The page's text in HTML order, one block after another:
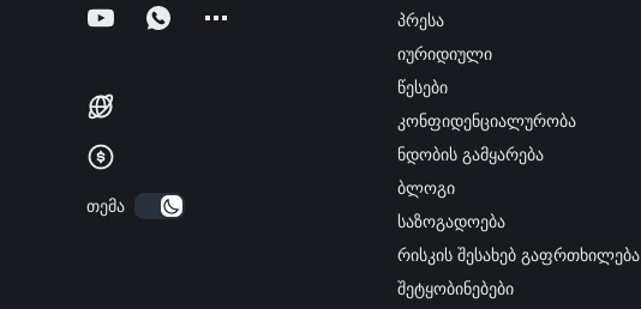
თემა
პრესა
იურიდიული
წესები
კონფიდენციალურობა
ნდობის გამყარება
ბლოგი
საზოგადოება
რისკის შესახებ გაფრთხილება
შეტყობინებები